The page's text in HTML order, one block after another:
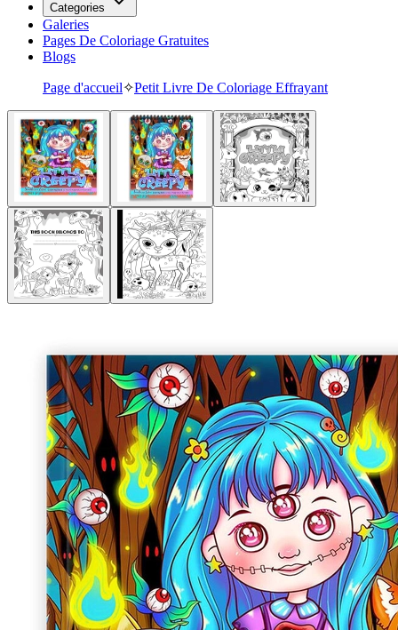
Categories
Galeries
Pages De Coloriage Gratuites
Blogs
Page d'accueil✧Petit Livre De Coloriage Effrayant